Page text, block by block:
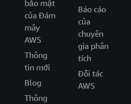
bảo mật
của Đám
mây
AWS
Thông
tin mới
Blog
Thông
Báo cáo
của
chuyên
gia phân
tích
Đối tác
AWS